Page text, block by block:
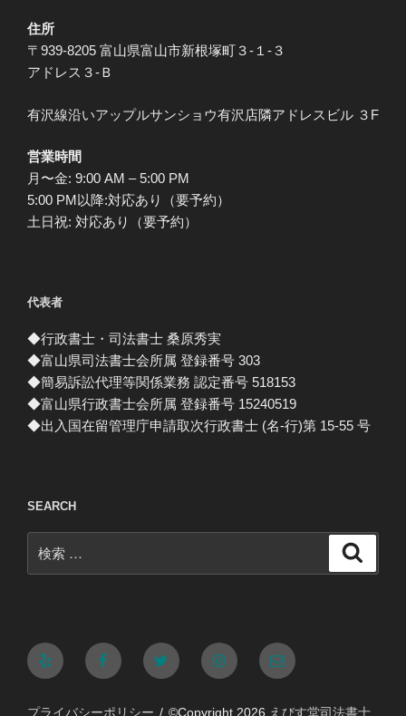
住所
〒939-8205 富山県富山市新根塚町３-１-３
アドレス３-Ｂ
有沢線沿いアップルサンショウ有沢店隣アドレスビル ３F
営業時間
月〜金: 9:00 AM – 5:00 PM
5:00 PM以降:対応あり（要予約）
土日祝: 対応あり（要予約）
代表者
◆行政書士・司法書士 桑原秀実
◆富山県司法書士会所属 登録番号 303
◆簡易訴訟代理等関係業務 認定番号 518153
◆富山県行政書士会所属 登録番号 15240519
◆出入国在留管理庁申請取次行政書士 (名-行)第 15-55 号
SEARCH
索:
Yelp FacebookTwitter Instagram
メ
プライバシーポリシー ©Copyright 2026 えびす堂司法書士